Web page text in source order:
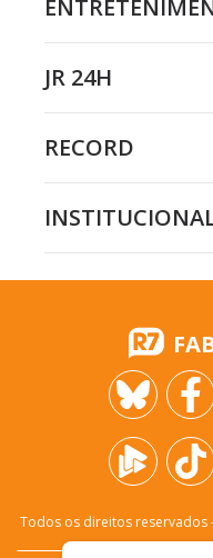
JR 24H
RECORD
Todos os direitos reservados